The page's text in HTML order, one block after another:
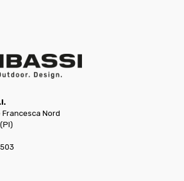
Nord